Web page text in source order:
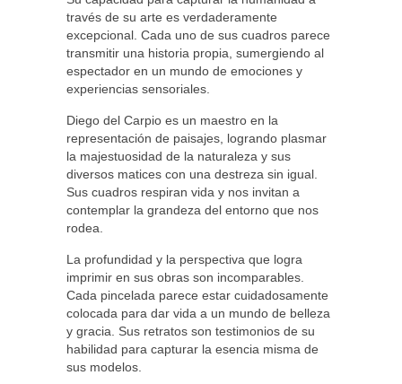
través de su arte es verdaderamente
excepcional. Cada uno de sus cuadros parece
transmitir una historia propia, sumergiendo al
espectador en un mundo de emociones y
experiencias sensoriales.
Diego del Carpio es un maestro en la
representación de paisajes, logrando plasmar
la majestuosidad de la naturaleza y sus
diversos matices con una destreza sin igual.
Sus cuadros respiran vida y nos invitan a
contemplar la grandeza del entorno que nos
rodea.
La profundidad y la perspectiva que logra
imprimir en sus obras son incomparables.
Cada pincelada parece estar cuidadosamente
colocada para dar vida a un mundo de belleza
y gracia. Sus retratos son testimonios de su
habilidad para capturar la esencia misma de
sus modelos.